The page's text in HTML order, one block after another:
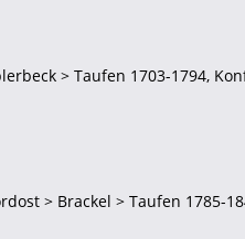
> Taufen 1703-1794,
> Brackel > Taufen 1785-